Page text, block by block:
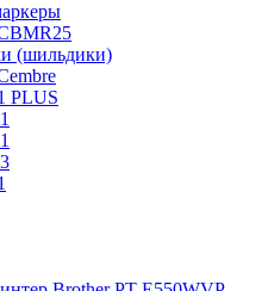
(шильдики)
PLUS